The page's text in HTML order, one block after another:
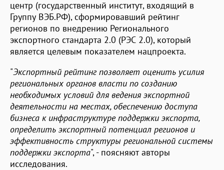
центр (государственный институт, входящий в
Группу ВЭБ.РФ), сформировавший рейтинг
регионов по внедрению Регионального
экспортного стандарта 2.0 (РЭС 2.0), который
является целевым показателем нацпроекта.
"Экспортный рейтинг позволяет оценить усилия
региональных органов власти по созданию
необходимых условий для ведения экспортной
деятельности на местах, обеспечению доступа
бизнеса к инфраструктуре поддержки экспорта,
определить экспортный потенциал регионов и
эффективность структуры региональной системы
поддержки экспорта", - поясняют авторы
исследования.